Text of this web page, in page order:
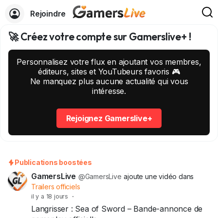
Rejoindre
🚀 Créez votre compte sur Gamerslive+ !
Personnalisez votre flux en ajoutant vos membres,
éditeurs, sites et YouTubeurs favoris 🎮
Ne manquez plus aucune actualité qui vous
intéresse.
Rejoignez Gamerslive+
Publications boostées
GamersLive @GamersLive ajoute une vidéo dans
Trailers officiels
il y a 18 jours ·
Langrisser : Sea of Sword – Bande-annonce de